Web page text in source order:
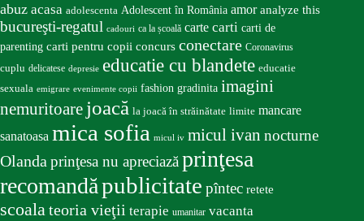
abuz acasa adolescenta Adolescent în România amor analyze this
bucureşti-regatul cadouri ca la școală carte carti carti de
parenting carti pentru copii concurs conectare Coronavirus
cuplu delicatese depresie educatie cu blandete educatie
sexuala emigrare evenimente copii fashion gradinita imagini
nemuritoare joacă la joacă în străinătate limite mancare
sanatoasa mica sofia micul iv micul ivan nocturne
Olandaprinţesa nu apreciazăprinţesa
recomandăpublicitate pîntec retete
scoalateoria vieţii terapie umanitar vacanta